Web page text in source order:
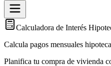
Calculadora de Interés
Calcula pagos mensuales
Planifica tu compra de vivienda